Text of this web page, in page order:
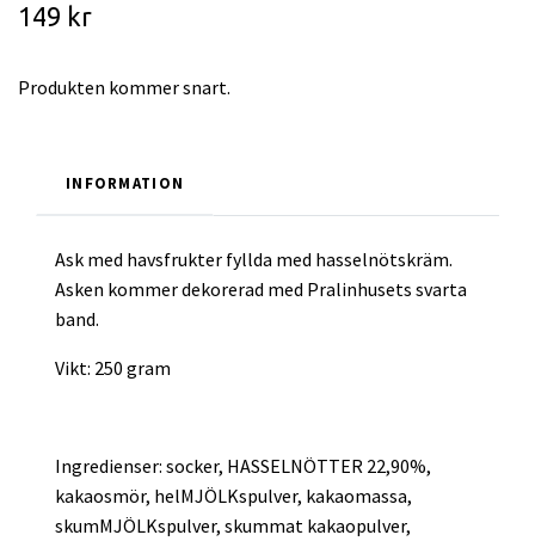
149 kr
Produkten kommer snart.
INFORMATION
Ask med havsfrukter fyllda med hasselnötskräm.
Asken kommer dekorerad med Pralinhusets svarta
band.
Vikt: 250 gram
Ingredienser: socker, HASSELNÖTTER 22,90%,
kakaosmör, helMJÖLKspulver, kakaomassa,
skumMJÖLKspulver, skummat kakaopulver,